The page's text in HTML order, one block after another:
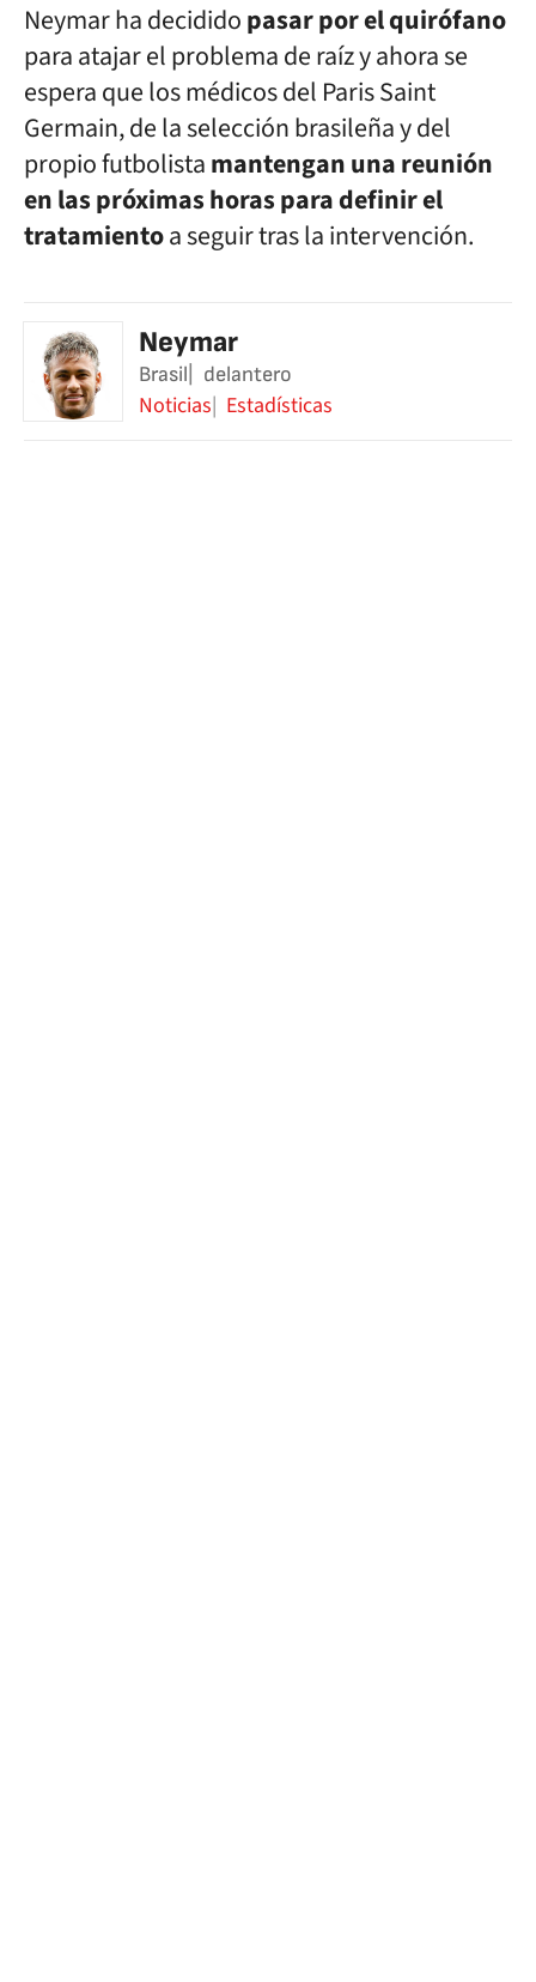
Neymar ha decididopasar por el quirófano
para atajar el problema de raíz y ahora se
espera que los médicos del Paris Saint
Germain, de la selección brasileña y del
propio futbolistamantengan una reunión
en las próximas horas para definir el
tratamientoa seguir tras la intervención.
Neymar
Brasil delantero
Noticias Estadísticas